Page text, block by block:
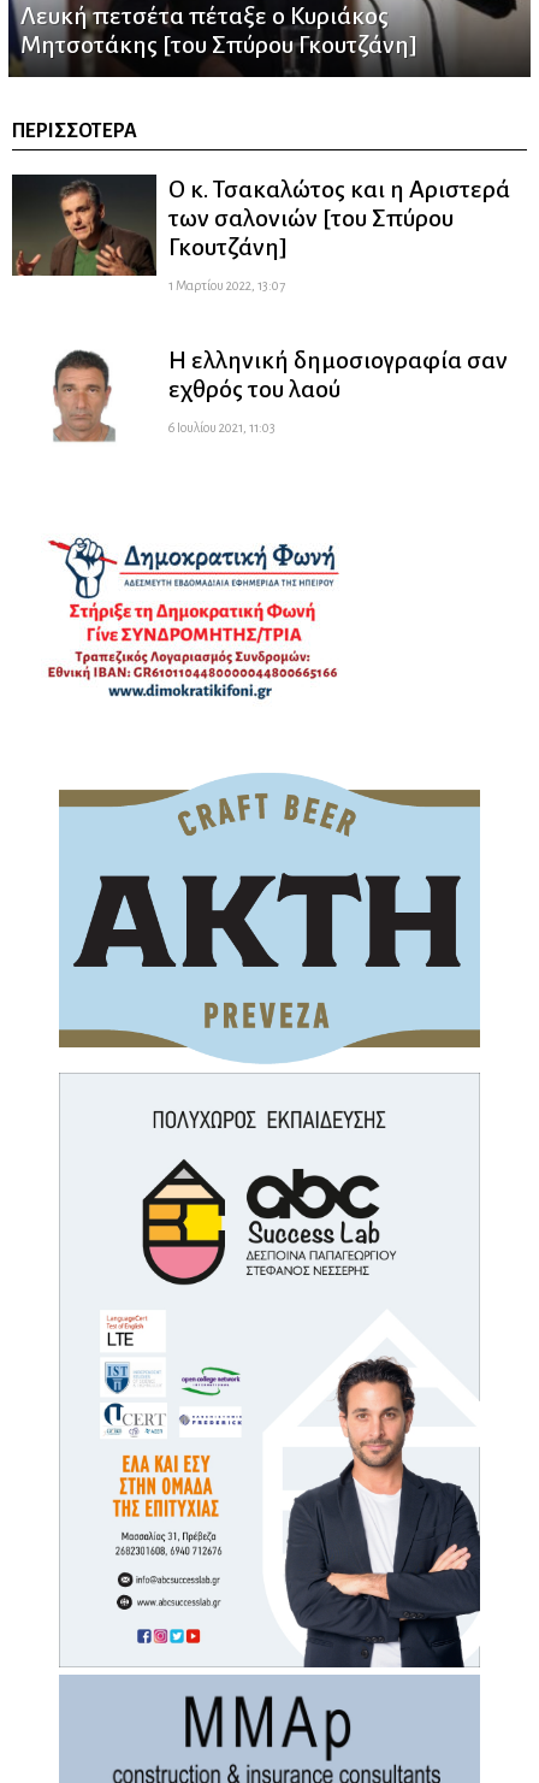
Λευκή πετσέτα πέταξε ο Κυριάκος
Μητσοτάκης [του Σπύρου Γκουτζάνη]
ΠΕΡΙΣΣΌΤΕΡΑ
Ο κ. Τσακαλώτος και η Αριστερά
των σαλονιών [του Σπύρου
Γκουτζάνη]
1 Μαρτίου 2022, 13:07
Η ελληνική δημοσιογραφία σαν
εχθρός του λαού
6 Ιουλίου 2021, 11:03